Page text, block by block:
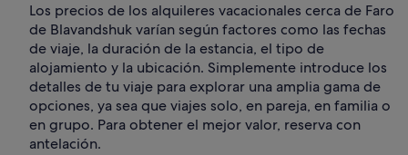
Los precios de los alquileres vacacionales cerca de Faro
de Blavandshuk varían según factores como las fechas
de viaje, la duración de la estancia, el tipo de
alojamiento y la ubicación. Simplemente introduce los
detalles de tu viaje para explorar una amplia gama de
opciones, ya sea que viajes solo, en pareja, en familia o
en grupo. Para obtener el mejor valor, reserva con
antelación.